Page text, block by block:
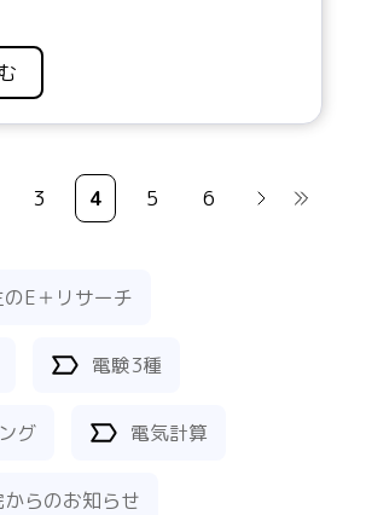
E＋リサーチ
電験3種
グ 電気計算
らのお知らせ
3 4 5 6